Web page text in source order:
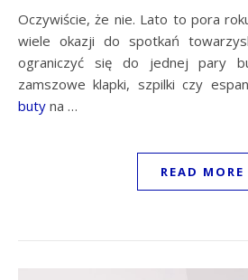
Oczywiście, że nie. Lato to pora
wiele okazji do spotkań
ograniczyć się do jednej pary
zamszowe klapki, szpilki czy
buty na …
READ MORE